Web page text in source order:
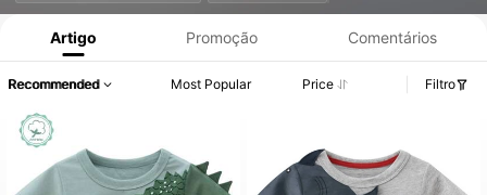
Artigo Promoção Comentários
Recommended Most Popular Price Filtro